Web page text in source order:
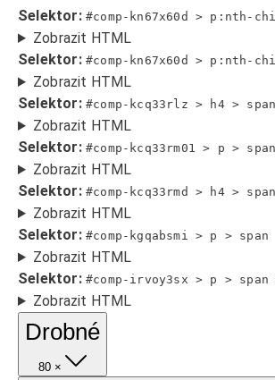
Selektor: #comp-kn67x60d > p:nth-
Zobrazit HTML
Selektor: #comp-kn67x60d > p:nth-
Zobrazit HTML
Selektor: #comp-kcq33rlz > h4 >
Zobrazit HTML
Selektor: #comp-kcq33rm01 > p > span
Zobrazit HTML
Selektor: #comp-kcq33rmd > h4 >
Zobrazit HTML
Selektor: #comp-kgqabsmi > p > span
Zobrazit HTML
Selektor: #comp-irvoy3sx > p > span
Zobrazit HTML
Drobné
80 ×